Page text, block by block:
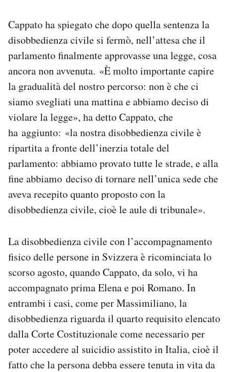
Cappato ha spiegato che dopo quella sentenza la
disobbedienza civile si fermò, nell’attesa che il
parlamento finalmente approvasse una legge, cosa
ancora non avvenuta. «È molto importante capire
la gradualità del nostro percorso: non è che ci
siamo svegliati una mattina e abbiamo deciso di
violare la legge», ha detto Cappato, che
ha aggiunto: «la nostra disobbedienza civile è
ripartita a fronte dell’inerzia totale del
parlamento: abbiamo provato tutte le strade, e alla
fine abbiamo deciso di tornare nell’unica sede che
aveva recepito quanto proposto con la
disobbedienza civile, cioè le aule di tribunale».
La disobbedienza civile con l’accompagnamento
fisico delle persone in Svizzera è ricominciata lo
scorso agosto, quando Cappato, da solo, vi ha
accompagnato prima Elena e poi Romano. In
entrambi i casi, come per Massimiliano, la
disobbedienza riguarda il quarto requisito elencato
dalla Corte Costituzionale come necessario per
poter accedere al suicidio assistito in Italia, cioè il
fatto che la persona debba essere tenuta in vita da